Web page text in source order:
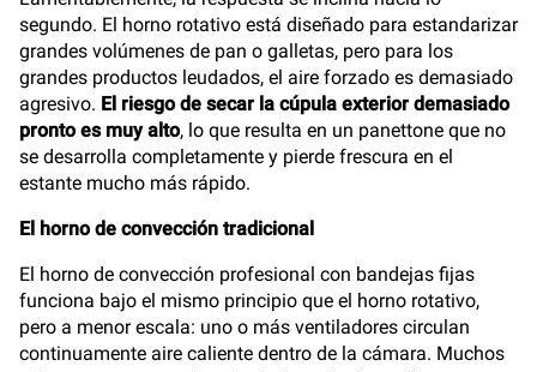
segundo. El horno rotativo está diseñado para estandarizar
grandes volúmenes de pan o galletas, pero para los
grandes productos leudados, el aire forzado es demasiado
agresivo. El riesgo de secar la cúpula exterior demasiado
pronto es muy alto, lo que resulta en un panettone que no
se desarrolla completamente y pierde frescura en el
estante mucho más rápido.
El horno de convección tradicional
El horno de convección profesional con bandejas fijas
funciona bajo el mismo principio que el horno rotativo,
pero a menor escala: uno o más ventiladores circulan
continuamente aire caliente dentro de la cámara. Muchos